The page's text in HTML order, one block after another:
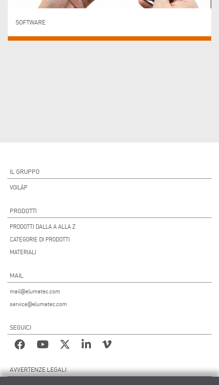
SOFTWARE
IL GRUPPO
VOILÀP
PRODOTTI
PRODOTTI DALLA A ALLA Z
CATEGORIE DI PRODOTTI
MATERIALI
MAIL
mail@elumatec.com
service@elumatec.com
SEGUICI
AVVERTENZE LEGALI